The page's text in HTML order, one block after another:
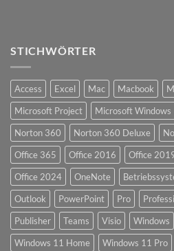
STICHWÖRTER
Access Excel Mac Macbook
Microsoft Project
Microsoft Windows
Norton 360
Norton 360 Deluxe
Office 365
Office 2016 Office
Office 2024
OneNote
Outlook
PowerPoint Pro
Publisher
Teams Visio Windows
Windows 11 Home
Windows 11 Pro